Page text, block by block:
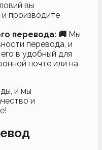
вы
производите
перевода: 🚚 Мы
перевода, и
в удобный для
почте или на
и мы
и